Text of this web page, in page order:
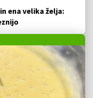
ena velika želja: